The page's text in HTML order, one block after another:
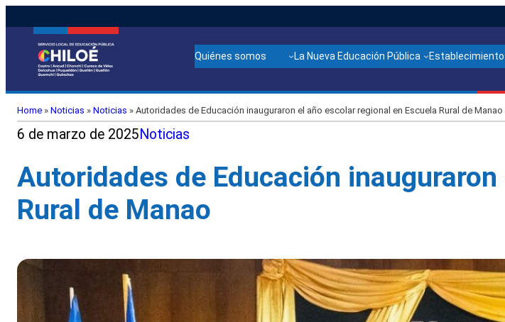
Quiénes somos La Nueva Educación Pública
Home » Noticias » Noticias » Autoridades de Educación inauguraron el año escolar regional en Escuela Rural de Manao
6 de marzo de 2025Noticias
Autoridades de Educación
Rural de Manao